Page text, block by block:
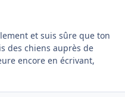
et suis sûre que ton
des chiens auprès de
encore en écrivant,